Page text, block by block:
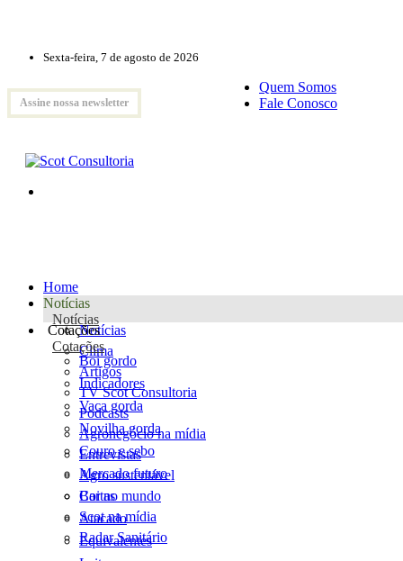
Sexta-feira, 7 de agosto de 2026
Assine nossa newsletter
Quem Somos
Fale Conosco
Home
Notícias
Notícias
Notícias
Clima
Artigos
TV Scot Consultoria
Podcasts
Agronegócio na mídia
Entrevistas
Agro sustentável
Cartas
Scot na mídia
Radar Sanitário
Cotações
Cotações
Boi gordo
Indicadores
Vaca gorda
Novilha gorda
Couro e sebo
Mercado futuro
Boi no mundo
Atacado
Equivalentes